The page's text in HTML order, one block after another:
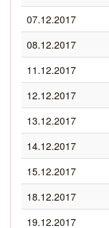
07.12.2017
08.12.2017
11.12.2017
12.12.2017
13.12.2017
14.12.2017
15.12.2017
18.12.2017
19.12.2017